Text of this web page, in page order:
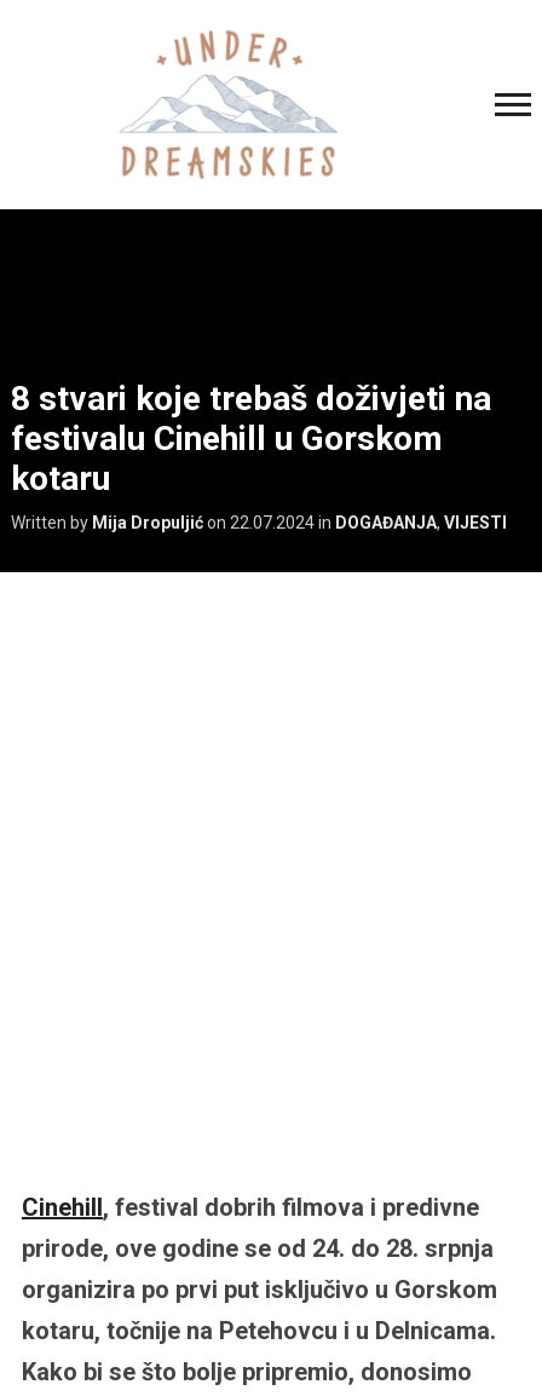
8 stvari koje trebaš doživjeti na
festivalu Cinehill u Gorskom
kotaru
Written by Mija Dropuljićon 22.07.2024in DOGAĐANJA, VIJESTI
Cinehill, festival dobrih filmova i predivne
prirode, ove godine se od 24. do 28. srpnja
organizira po prvi put isključivo u Gorskom
kotaru, točnije na Petehovcu i u Delnicama.
Kako bi se što bolje pripremio, donosimo